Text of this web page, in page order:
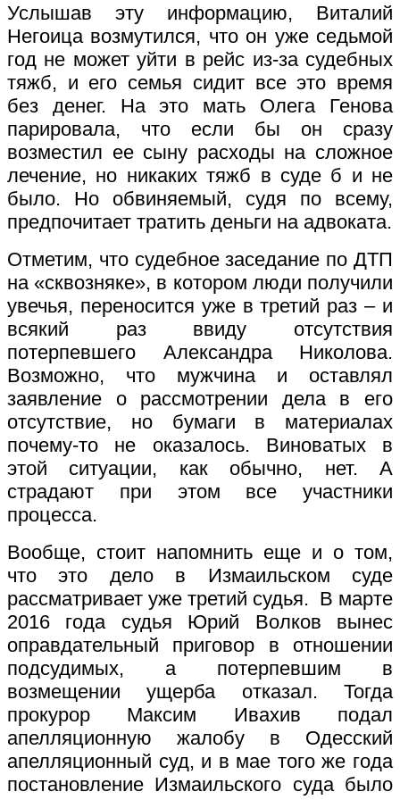
Услышав эту информацию, Виталий
Негоица возмутился, что он уже седьмой
год не может уйти в рейс из-за судебных
тяжб, и его семья сидит все это время
без денег. На это мать Олега Генова
парировала, что если бы он сразу
возместил ее сыну расходы на сложное
лечение, но никаких тяжб в суде б и не
было. Но обвиняемый, судя по всему,
предпочитает тратить деньги на адвоката.
Отметим, что судебное заседание по ДТП
на «сквозняке», в котором люди получили
увечья, переносится уже в третий раз – и
всякий раз ввиду отсутствия
потерпевшего Александра Николова.
Возможно, что мужчина и оставлял
заявление о рассмотрении дела в его
отсутствие, но бумаги в материалах
почему-то не оказалось. Виноватых в
этой ситуации, как обычно, нет. А
страдают при этом все участники
процесса.
Вообще, стоит напомнить еще и о том,
что это дело в Измаильском суде
рассматривает уже третий судья. В марте
2016 года судья Юрий Волков вынес
оправдательный приговор в отношении
подсудимых, а потерпевшим в
возмещении ущерба отказал. Тогда
прокурор Максим Ивахив подал
апелляционную жалобу в Одесский
апелляционный суд, и в мае того же года
постановление Измаильского суда было